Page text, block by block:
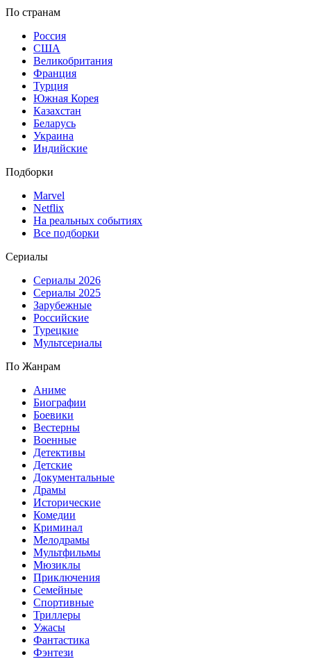
По странам
Россия
США
Великобритания
Франция
Турция
Южная Корея
Казахстан
Беларусь
Украина
Индийские
Подборки
Marvel
Netflix
На реальных событиях
Все подборки
Сериалы
Сериалы 2026
Сериалы 2025
Зарубежные
Российские
Турецкие
Мультсериалы
По Жанрам
Аниме
Биографии
Боевики
Вестерны
Военные
Детективы
Детские
Документальные
Драмы
Исторические
Комедии
Криминал
Мелодрамы
Мультфильмы
Мюзиклы
Приключения
Семейные
Спортивные
Триллеры
Ужасы
Фантастика
Фэнтези